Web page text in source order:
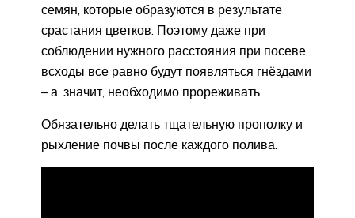
семян, которые образуются в результате
срастания цветков. Поэтому даже при
соблюдении нужного расстояния при посеве,
всходы все равно будут появляться гнёздами
– а, значит, необходимо прореживать.
Обязательно делать тщательную прополку и
рыхление почвы после каждого полива.